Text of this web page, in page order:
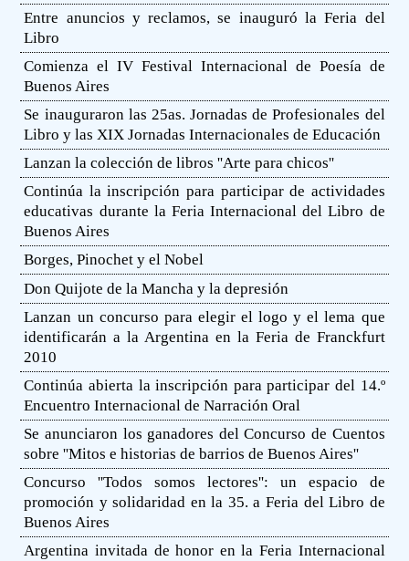
Entre anuncios y reclamos, se inauguró la Feria del
Libro
Comienza el IV Festival Internacional de Poesía de
Buenos Aires
Se inauguraron las 25as. Jornadas de Profesionales del
Libro y las XIX Jornadas Internacionales de Educación
Lanzan la colección de libros ''Arte para chicos''
Continúa la inscripción para participar de actividades
educativas durante la Feria Internacional del Libro de
Buenos Aires
Borges, Pinochet y el Nobel
Don Quijote de la Mancha y la depresión
Lanzan un concurso para elegir el logo y el lema que
identificarán a la Argentina en la Feria de Franckfurt
2010
Continúa abierta la inscripción para participar del 14.º
Encuentro Internacional de Narración Oral
Se anunciaron los ganadores del Concurso de Cuentos
sobre ''Mitos e historias de barrios de Buenos Aires''
Concurso ''Todos somos lectores'': un espacio de
promoción y solidaridad en la 35. a Feria del Libro de
Buenos Aires
Argentina invitada de honor en la Feria Internacional